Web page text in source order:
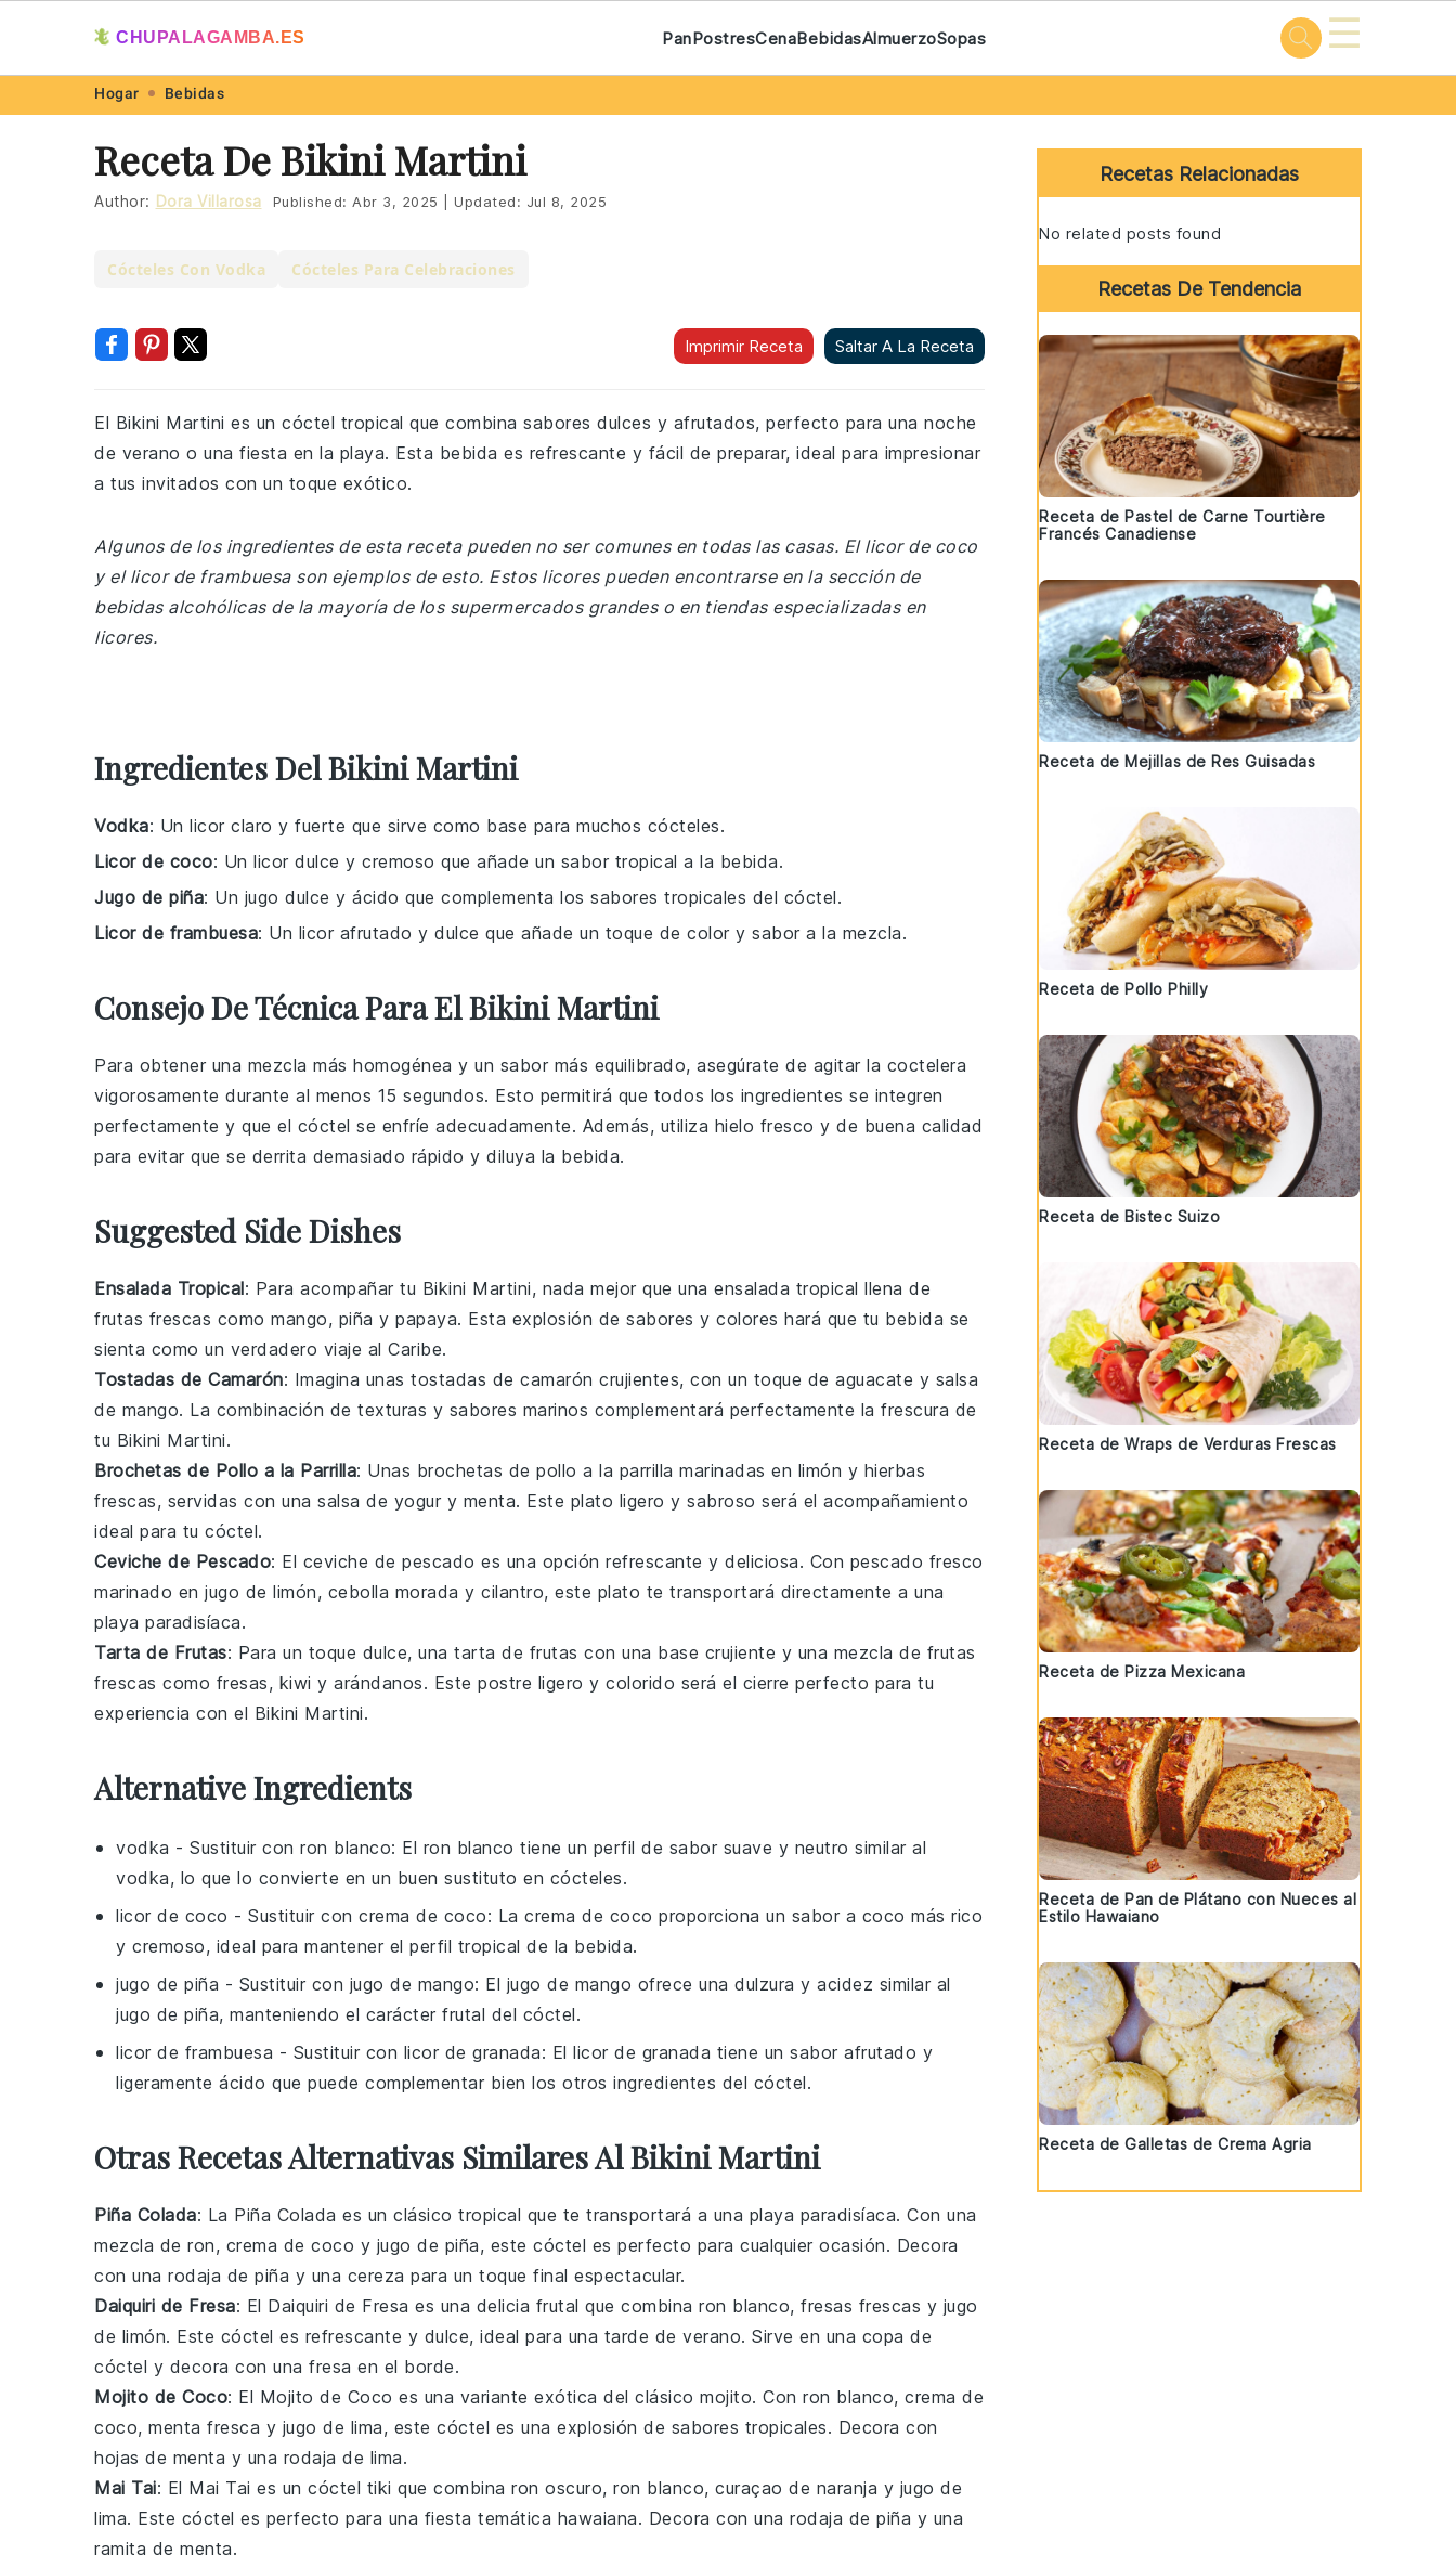
navigation
content
🦎 CHUPALAGAMBA.ES PanPostresCenaBebidasAlmuerzoSopas ☰
Hogar Bebidas
Receta De Bikini Martini
Author: Dora Villarosa Published: Abr 3, 2025 Updated: Jul 8, 2025
Cócteles Con Vodka Cócteles Para Celebraciones
Imprimir Receta Saltar A La Receta
El Bikini Martini es un cóctel tropical que combina sabores dulces y afrutados, perfecto para una noche
de verano o una fiesta en la playa. Esta bebida es refrescante y fácil de preparar, ideal para impresionar
a tus invitados con un toque exótico.
Algunos de los ingredientes de esta receta pueden no ser comunes en todas las casas. El licor de coco
y el licor de frambuesa son ejemplos de esto. Estos licores pueden encontrarse en la sección de
bebidas alcohólicas de la mayoría de los supermercados grandes o en tiendas especializadas en
licores.
Ingredientes Del Bikini Martini
Vodka: Un licor claro y fuerte que sirve como base para muchos cócteles.
Licor de coco: Un licor dulce y cremoso que añade un sabor tropical a la bebida.
Jugo de piña: Un jugo dulce y ácido que complementa los sabores tropicales del cóctel.
Licor de frambuesa: Un licor afrutado y dulce que añade un toque de color y sabor a la mezcla.
Consejo De Técnica Para El Bikini Martini
Para obtener una mezcla más homogénea y un sabor más equilibrado, asegúrate de agitar la coctelera
vigorosamente durante al menos 15 segundos. Esto permitirá que todos los ingredientes se integren
perfectamente y que el cóctel se enfríe adecuadamente. Además, utiliza hielo fresco y de buena calidad
para evitar que se derrita demasiado rápido y diluya la bebida.
Suggested Side Dishes
Ensalada Tropical: Para acompañar tu Bikini Martini, nada mejor que una ensalada tropical llena de
frutas frescas como mango, piña y papaya. Esta explosión de sabores y colores hará que tu bebida se
sienta como un verdadero viaje al Caribe.
Tostadas de Camarón: Imagina unas tostadas de camarón crujientes, con un toque de aguacate y salsa
de mango. La combinación de texturas y sabores marinos complementará perfectamente la frescura de
tu Bikini Martini.
Brochetas de Pollo a la Parrilla: Unas brochetas de pollo a la parrilla marinadas en limón y hierbas
frescas, servidas con una salsa de yogur y menta. Este plato ligero y sabroso será el acompañamiento
ideal para tu cóctel.
Ceviche de Pescado: El ceviche de pescado es una opción refrescante y deliciosa. Con pescado fresco
marinado en jugo de limón, cebolla morada y cilantro, este plato te transportará directamente a una
playa paradisíaca.
Tarta de Frutas: Para un toque dulce, una tarta de frutas con una base crujiente y una mezcla de frutas
frescas como fresas, kiwi y arándanos. Este postre ligero y colorido será el cierre perfecto para tu
experiencia con el Bikini Martini.
Alternative Ingredients
vodka - Sustituir con ron blanco: El ron blanco tiene un perfil de sabor suave y neutro similar al
vodka, lo que lo convierte en un buen sustituto en cócteles.
licor de coco - Sustituir con crema de coco: La crema de coco proporciona un sabor a coco más rico
y cremoso, ideal para mantener el perfil tropical de la bebida.
jugo de piña - Sustituir con jugo de mango: El jugo de mango ofrece una dulzura y acidez similar al
jugo de piña, manteniendo el carácter frutal del cóctel.
licor de frambuesa - Sustituir con licor de granada: El licor de granada tiene un sabor afrutado y
ligeramente ácido que puede complementar bien los otros ingredientes del cóctel.
Otras Recetas Alternativas Similares Al Bikini Martini
Piña Colada: La Piña Colada es un clásico tropical que te transportará a una playa paradisíaca. Con una
mezcla de ron, crema de coco y jugo de piña, este cóctel es perfecto para cualquier ocasión. Decora
con una rodaja de piña y una cereza para un toque final espectacular.
Daiquiri de Fresa: El Daiquiri de Fresa es una delicia frutal que combina ron blanco, fresas frescas y jugo
de limón. Este cóctel es refrescante y dulce, ideal para una tarde de verano. Sirve en una copa de
cóctel y decora con una fresa en el borde.
Mojito de Coco: El Mojito de Coco es una variante exótica del clásico mojito. Con ron blanco, crema de
coco, menta fresca y jugo de lima, este cóctel es una explosión de sabores tropicales. Decora con
hojas de menta y una rodaja de lima.
Mai Tai: El Mai Tai es un cóctel tiki que combina ron oscuro, ron blanco, curaçao de naranja y jugo de
lima. Este cóctel es perfecto para una fiesta temática hawaiana. Decora con una rodaja de piña y una
ramita de menta.
Primary
Sidebar
Recetas Relacionadas
No related posts found
Recetas De Tendencia
Receta de Pastel de Carne Tourtière
Francés Canadiense
Receta de Mejillas de Res Guisadas
Receta de Pollo Philly
Receta de Bistec Suizo
Receta de Wraps de Verduras Frescas
Receta de Pizza Mexicana
Receta de Pan de Plátano con Nueces al
Estilo Hawaiano
Receta de Galletas de Crema Agria